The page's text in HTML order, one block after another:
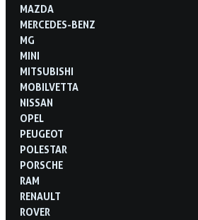
MAZDA
MERCEDES-BENZ
MG
MINI
MITSUBISHI
MOBILVETTA
NISSAN
OPEL
PEUGEOT
POLESTAR
PORSCHE
RAM
RENAULT
ROVER